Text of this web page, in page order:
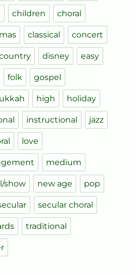
children choral
classical concert
disney easy
folk gospel
high holiday
instructional jazz
love
medium
show new age pop
secular choral
traditional